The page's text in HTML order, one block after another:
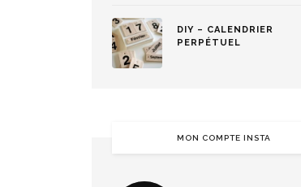
DIY – CALENDRIER
PERPÉTUEL
MON COMPTE INSTA